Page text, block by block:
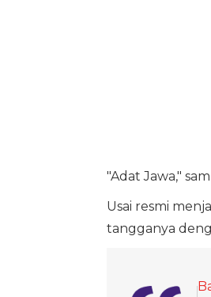
"Adat Jawa,"
Usai resmi
tangganya